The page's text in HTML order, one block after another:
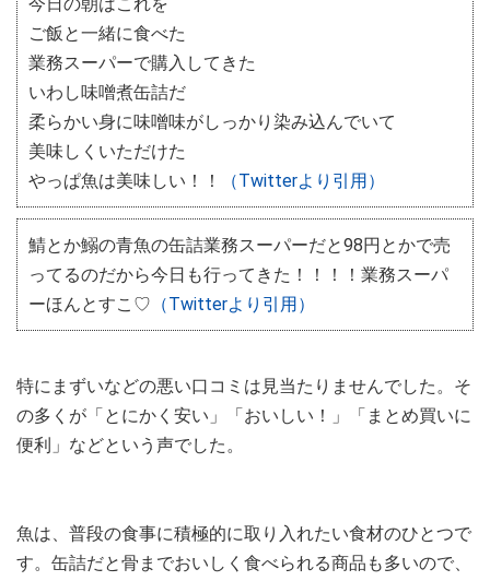
ご飯と一緒に食べた
業務スーパーで購入してきた
いわし味噌煮缶詰だ
柔らかい身に味噌味がしっかり染み込んでいて
美味しくいただけた
やっぱ魚は美味しい！！
（Twitterより引用）
鯖とか鰯の青魚の缶詰業務スーパーだと98円とかで売
ってるのだから今日も行ってきた！！！！業務スーパ
ーほんとすこ♡ （Twitterより引用）
特にまずいなどの悪い口コミは見当たりませんでした。そ
の多くが「とにかく安い」「おいしい！」「まとめ買いに
便利」などという声でした。
魚は、普段の食事に積極的に取り入れたい食材のひとつで
す。缶詰だと骨までおいしく食べられる商品も多いので、